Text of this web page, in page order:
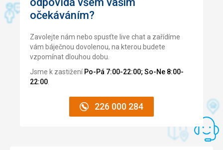
skútru :).
Skvělý obchod se suvenýry,kde seženete snad vše.
Pláž perfektní.
Strava
Ubytování
Dokonalé.
Služby
Bez problémů.
očekáváním?
Zavolejte nám nebo spusťte live chat a zařídíme
vám báječnou dovolenou, na kterou budete
vzpomínat dlouhou dobu.
Jsme k zastižení Po-Pá 7:00-22:00; So-Ne 8:00-
22:00
226 000 284